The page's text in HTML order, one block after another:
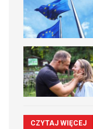
CZYTAJ WIĘCEJ